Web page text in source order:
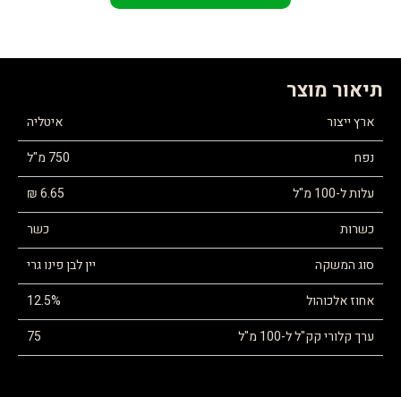
תיאור מוצר
ארץ ייצור
איטליה
נפח
750 מ"ל
עלות ל-100 מ"ל
6.65 ₪
כשרות
כשר
סוג המשקה
יין לבן פינו גרי
אחוז אלכוהול
12.5%
ערך קלורי קק"ל ל-100 מ"ל
75